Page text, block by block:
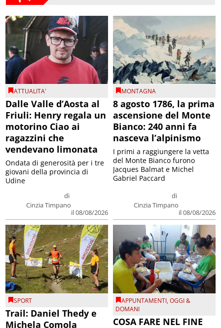
ATTUALITA'
Dalle Valle d’Aosta al
Friuli: Henry regala un
motorino Ciao ai
ragazzini che
vendevano limonata
di
Cinzia Timpano
il 08/08/2026
Ondata di generosità per i tre
giovani della provincia di
Udine
MONTAGNA
8 agosto 1786, la prima
ascensione del Monte
Bianco: 240 anni fa
nasceva l’alpinismo
di
Cinzia Timpano
il 08/08/2026
I primi a raggiungere la vetta
del Monte Bianco furono
Jacques Balmat e Michel
Gabriel Paccard
SPORT
Trail: Daniel Thedy e
Michela Comola
APPUNTAMENTI,OGGI &
DOMANI
COSA FARE NEL FINE